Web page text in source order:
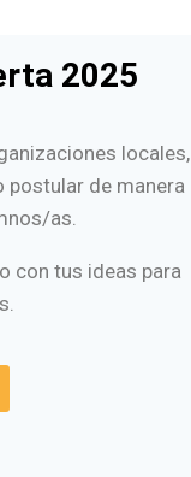
2025
locales,
de manera
as.
con tus ideas para